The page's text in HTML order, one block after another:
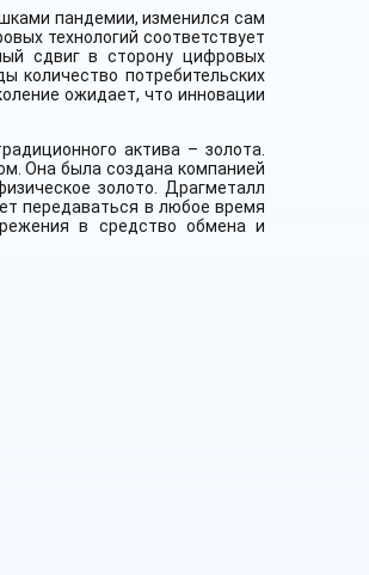
пандемии, изменился сам
технологий соответствует
сдвиг в сторону цифровых
количество потребительских
ожидает, что инновации
актива – золота.
Она была создана компанией
золото. Драгметалл
передаваться в любое время
в средство обмена и